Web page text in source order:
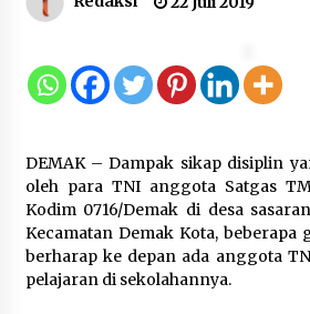
8 Agustus 2026
9 Kopi Botol
untuk Menemani
8 Agustus 2026
DEMAK – Dampak sikap disiplin
oleh para TNI anggota Satgas
Kodim 0716/Demak di desa
Kecamatan Demak Kota, beberapa
berharap ke depan ada anggota
pelajaran di sekolahannya.